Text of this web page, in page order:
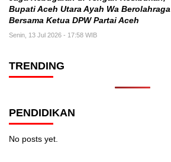
Bupati Aceh Utara Ayah Wa Berolahraga
Bersama Ketua DPW Partai Aceh
Senin, 13 Jul 2026 - 17:58 WIB
TRENDING
PENDIDIKAN
No posts yet.